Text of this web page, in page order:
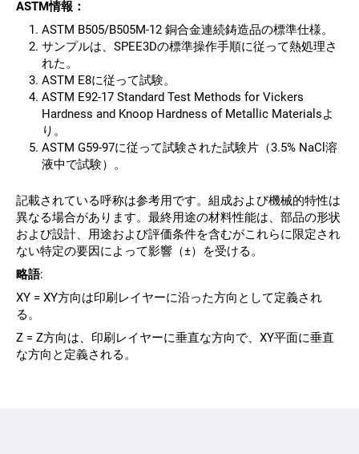
ASTM情報：
ASTM B505/B505M-12 銅合金連続鋳造品の標準仕様。
サンプルは、SPEE3Dの標準操作手順に従って熱処理さ
れた。
ASTM E8に従って試験。
ASTM E92-17 Standard Test Methods for Vickers
Hardness and Knoop Hardness of Metallic Materialsよ
り。
ASTM G59-97に従って試験された試験片（3.5% NaCl溶
液中で試験）。
記載されている呼称は参考用です。組成および機械的特性は
異なる場合があります。最終用途の材料性能は、部品の形状
および設計、用途および評価条件を含むがこれらに限定され
ない特定の要因によって影響（±）を受ける。
略語:
XY = XY方向は印刷レイヤーに沿った方向として定義され
る。
Z = Z方向は、印刷レイヤーに垂直な方向で、XY平面に垂直
な方向と定義される。